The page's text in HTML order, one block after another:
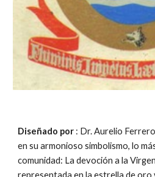
Diseñado por : Dr. Aurelio
en su armonioso simbolismo, lo
comunidad: La devoción a la
representada en la estrella de oro